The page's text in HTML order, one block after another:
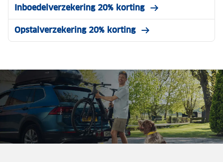
Inboedelverzekering 20% korting
Opstalverzekering 20% korting